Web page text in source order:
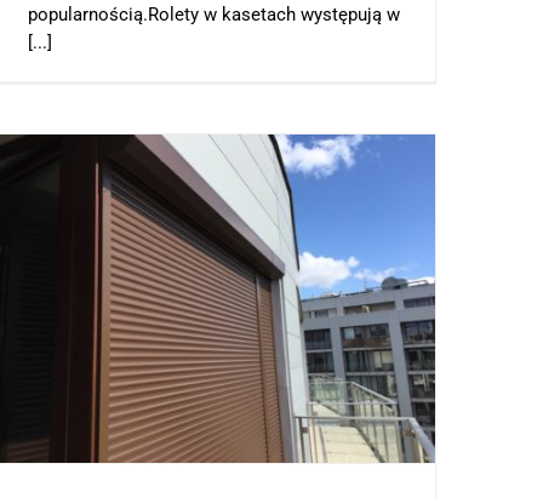
popularnością.Rolety w kasetach występują w
[...]